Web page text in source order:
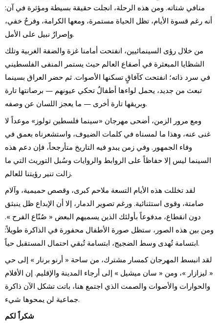
منافي شتاته. ومن هذه الرحلة، انجلت حقيقة بسيطة ومؤثرة في آن:
أنه رغم قسوة الأيام، تظل الحياة مستمرة، ومعها الكرامة، وفرحٌ خفي،
وإصرارٌ نبيل على الأمل.
من خلال رؤى السينمائيين، انفتحت أمامنا غزة والضفة الغربية وتلك
الشظايا المبعثرة في أصقاع العالم حيث يستمر المنفى الفلسطيني
في سرد ذاته؛ انفتحت كآفاقٍ تسكنها الأصوات. ثم حضر العراق بسينما
تبعث من جديد، يحمل لواءها أطفالٌ تحكي عيونهم — برصانتها تارة
وبريقها تارة أخرى — ما يعجز اللسان عن وصفه.
ومع مرور الزمن، أضحى مهرجان «سينما فلسطين تولوز» موعداً لا
غنى عنه، وهذا ما لمسناه في كلمات الضيوف، واستشعرناه بعمق في
وفاء الجمهور. وفي زمن يبدو فيه التاريخ متأرجحاً، فإن دعم هذه
السينما ليس إلا حفاظاً على الروابط والروايات وسُبل التوريث التي ما
زالت تنير رؤيتنا للعالم.
لقد تخللت هذه الأيام التسعة ملاحم كبرى، وقصص حميمية، وآلام
صامتة، وقوى استثنائية. ورغم تصوير الدمار، إلا أن الإبداع ظل ينبثق
دون انقطاع، مدفوعاً بأولئك الذين يسميهم البعض « صُنّاع الفرح ».
ومن بين هذه الصور، ستظل صورة الأطفال محفورة في الذاكرة طويلاً:
ابتسامة تُهدى وسط الضجيج، ابتسامة تُبقي احتمال المستقبل حياً.
لقد انبسط المهرجان كمسار مشترك، من ساحة « أرنو برنار » إلى حي
« ليزازار »، ومن « سان ميشيل » إلى أرجاء المدينة والإقليم. إن الأفلام
والحوارات والأصوات والصمت الذي اجتمع هنا، باتت تشكل الآن ذاكرة
جماعية لن يمحوها شيء.
شكراً لكم